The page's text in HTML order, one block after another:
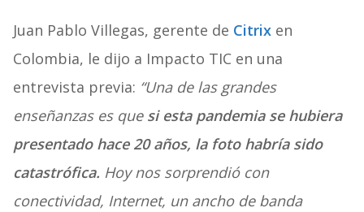
Juan Pablo Villegas, gerente de Citrixen
Colombia, le dijo a Impacto TIC en una
entrevista previa: “Una de las grandes
enseñanzas es que si esta pandemia se hubiera
presentado hace 20 años, la foto habría sido
catastrófica. Hoy nos sorprendió con
conectividad, Internet, un ancho de banda